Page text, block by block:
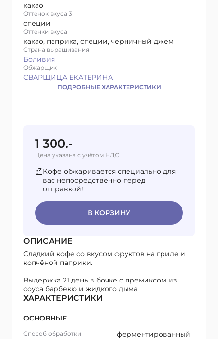
какао
Оттенок вкуса 3
специи
Оттенки вкуса
какао, паприка, специи, черничный джем
Страна выращивания
Боливия
Обжарщик
СВАРЩИЦА ЕКАТЕРИНА
ПОДРОБНЫЕ ХАРАКТЕРИСТИКИ
1 300.-
Цена указана с учётом НДС
Кофе обжаривается специально для
вас непосредственно перед
отправкой!
В КОРЗИНУ
ОПИСАНИЕ
Сладкий кофе со вкусом фруктов на гриле и
копчёной паприки.
Выдержка 21 день в бочке с премиксом из
соуса барбекю и жидкого дыма
ХАРАКТЕРИСТИКИ
ОСНОВНЫЕ
Способ обработки ферментированный